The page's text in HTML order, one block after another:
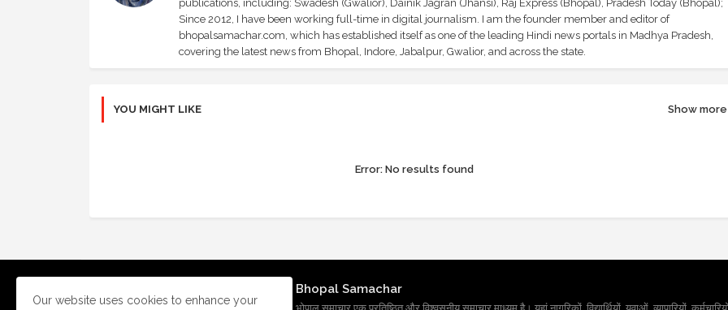
publications, including: Swadesh (Gwalior), Dainik Jagran (Jhansi), Raj Express (Bhopal), Pradesh Today (Bhopal);
Since 2012, I have been working full-time in digital journalism. I am the founder member and editor of
bhopalsamachar.com, which has established itself as one of the leading Hindi news portals in Madhya Pradesh,
covering the latest news from Bhopal, Indore, Jabalpur, Gwalior, and across the state.
YOU MIGHT LIKE Show more
Error:No results found
Bhopal Samachar
Our website uses cookies to enhance your